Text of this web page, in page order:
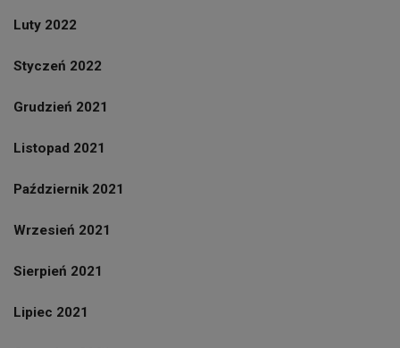
Luty 2022
Styczeń 2022
Grudzień 2021
Listopad 2021
Październik 2021
Wrzesień 2021
Sierpień 2021
Lipiec 2021